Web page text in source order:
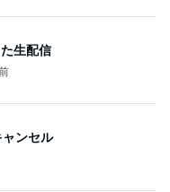
生配信
ンセル